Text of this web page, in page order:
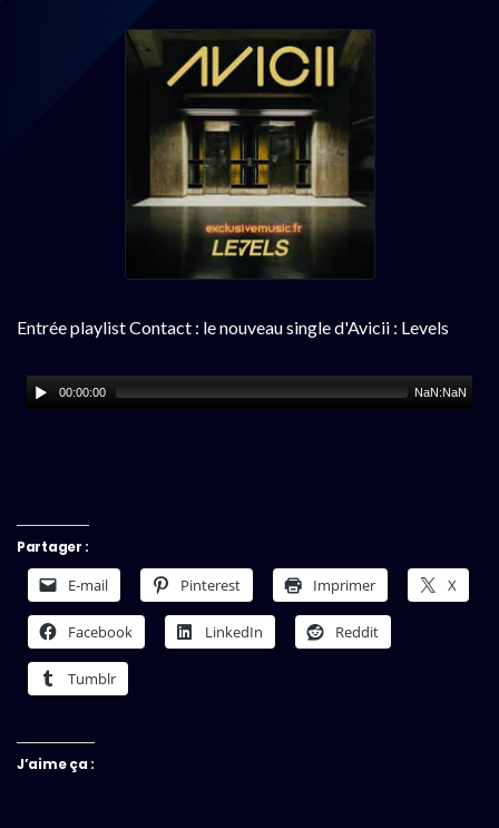
Entrée playlist Contact : le nouveau single d'Avicii : Levels
00:00:00 NaN:NaN
Partager :
E-mail Pinterest Imprimer X
Facebook LinkedIn Reddit
Tumblr
J’aime ça :